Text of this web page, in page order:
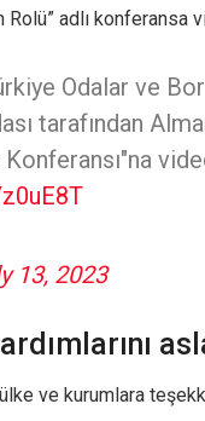
adlı konferansa
Odalar ve
tarafından
13, 2023
ve kurumlara